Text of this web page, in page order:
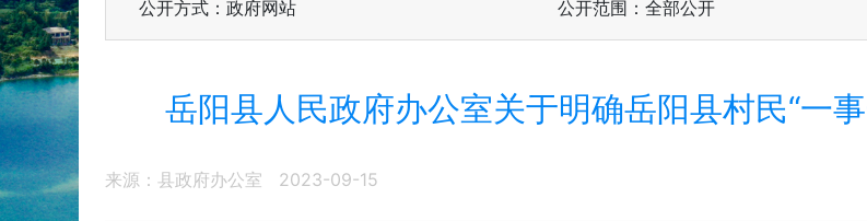
公开方式：政府网站
公开范围：全部公开
岳阳县人民政府办公室关于明确岳阳县村民“一
来源：县政府办公室 2023-09-15